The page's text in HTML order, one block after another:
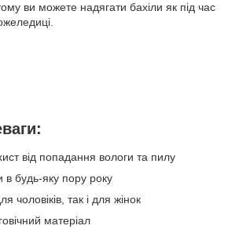
ви можете надягати бахіли як під час
від попадання вологи та пилу
в будь-яку пору року
чоловіків, так і для жінок
матеріал